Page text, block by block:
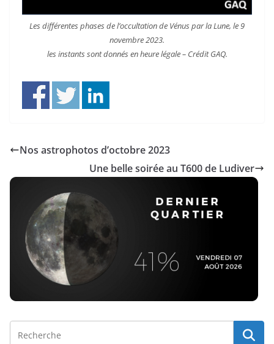
Les différentes phases de l’occultation de Vénus par la Lune, le 9
novembre 2023.
les instants sont donnés en heure légale – Crédit GAQ.
Nos astrophotos d’octobre 2023
Une belle soirée au T600 de Ludiver